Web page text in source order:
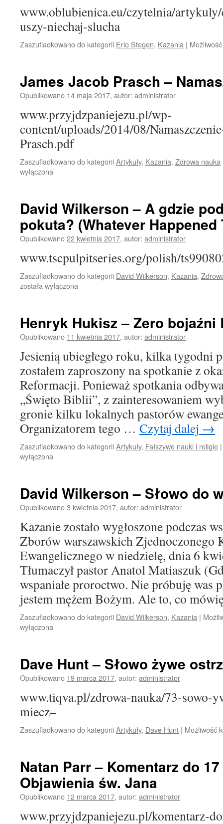
www.oblubienica.eu/czytelnia/
uszy-niechaj-slucha
Zaszufladkowano do kategorii Erlo Stegen, Kazania |
James Jacob Prasch –
Opublikowano 14 maja 2017, autor: administrator
www.przyjdzpaniejezu.pl/wp-
content/uploads/2014/08/
Prasch.pdf
Zaszufladkowano do kategoriiArtykuły, Kazania, Zdrowa nauka
wyłączona
David Wilkerson – A gdzie
pokuta? (Whatever Happened
Opublikowano22 kwietnia 2017, autor: administrator
www.tscpulpitseries.org/polish/
Zaszufladkowano do kategorii David Wilkerson, Kazania,
została wyłączona
Henryk Hukisz – Zero bojaźni
Opublikowano 11 kwietnia 2017, autor: administrator
Jesienią ubiegłego roku, kilka tygodni
zostałem zaproszony na spotkanie z
Reformacji. Ponieważ spotkania
„Święto Biblii”, z zainteresowaniem
gronie kilku lokalnych pastorów
Organizatorem tego … Czytaj dalej →
Zaszufladkowano do kategoriiArtykuły, Fałszywe nauki i religie |
wyłączona
David Wilkerson – Słowo do
Opublikowano3 kwietnia 2017, autor: administrator
Kazanie zostało wygłoszone podczas
Zborów warszawskich Zjednoczonego
Ewangelicznego w niedzielę, dnia 6
Tłumaczył pastor Anatol Matiaszuk
wspaniałe proroctwo. Nie próbuję was
jestem mężem Bożym. Ale to, co
Zaszufladkowano do kategorii David Wilkerson, Kazania |
wyłączona
Dave Hunt – Słowo żywe
Opublikowano 19 marca 2017, autor: administrator
www.tiqva.pl/zdrowa-nauka/73-sowo-
miecz–
Zaszufladkowano do kategoriiArtykuły, Dave Hunt | Możliwość
Natan Parr – Komentarz do
Objawienia św. Jana
Opublikowano 12 marca 2017, autor: administrator
www.przyjdzpaniejezu.pl/komentarz-